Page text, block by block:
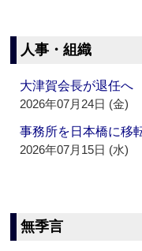
人事・組織
大津賀会長が退任へ
2026年07月24日 (金)
事務所を日本橋に移
2026年07月15日 (水)
無季言